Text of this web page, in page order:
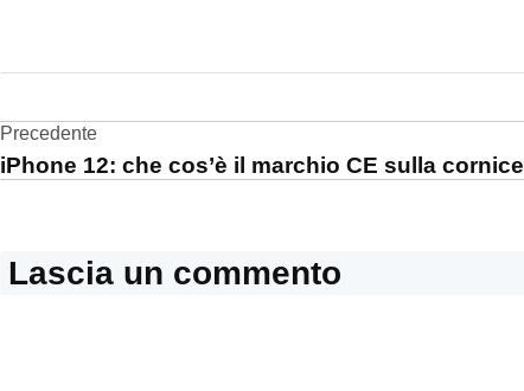
Fresco
Adobe
Navigazione
Precedente
iPhone 12: che cos’è il marchio CE sulla cornice
Lascia un commento